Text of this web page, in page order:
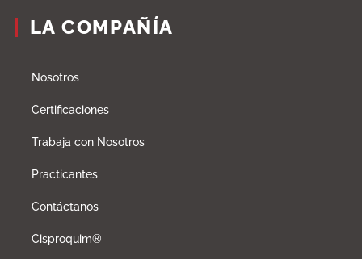
LA COMPAÑÍA
Nosotros
Certificaciones
Trabaja con Nosotros
Practicantes
Contáctanos
Cisproquim®